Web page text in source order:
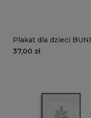
Plakat dla dzieci
BLISS wzór D244 |
37,00 zł